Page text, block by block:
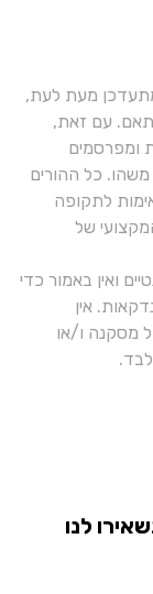
מעת לעת,
עם זאת,
ומפרסמים
משהו. כל ההורים
לתקופה
של
ואין באמור כדי
אין
מסקנה ו/או
לנו